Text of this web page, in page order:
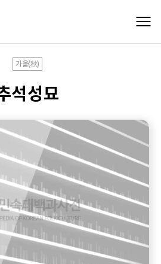
가을(秋)
석성묘